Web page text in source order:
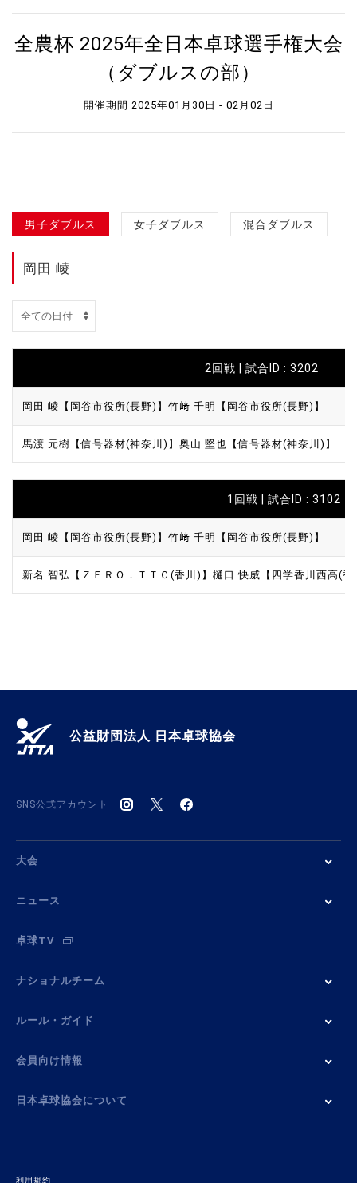
全農杯 2025年全日本卓球選手権大会
（ダブルスの部）
開催期間 2025年01月30日 - 02月02日
男子ダブルス 女子ダブルス 混合ダブルス
岡田 崚
2回戦 | 試合ID : 3202
岡田 崚【岡谷市役所(長野)】 竹﨑 千明【岡谷市役所(長野)】
馬渡 元樹【信号器材(神奈川)】 奥山 堅也【信号器材(神奈川)】
1回戦 | 試合ID : 3102
岡田 崚【岡谷市役所(長野)】 竹﨑 千明【岡谷市役所(長野)】
新名 智弘【ＺＥＲＯ．ＴＴＣ(香川)】 樋口 快威【四学香川西高(香
公益財団法人 日本卓球協会
SNS公式アカウント
大会
ニュース
卓球TV
ナショナルチーム
ルール・ガイド
会員向け情報
日本卓球協会について
利用規約